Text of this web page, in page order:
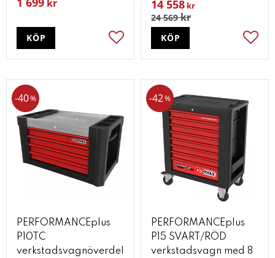
kr
Lägg till i favoriter
KÖP
14 558 kr
24 569kr
KÖP
PERFORMANCEplus
P10TC
verkstadsvagnöverdel
40%
PERFORMANCEplus
P15 SVART/RÖD
verkstadsvagn med 8
42%